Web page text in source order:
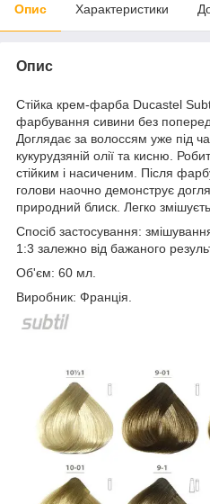
Опис Характеристики
Опис
Стійка крем-фарба Ducastel
фарбування сивини без
Доглядає за волоссям уже під
кукурудзяній олії та кисню.
стійким і насиченим. Після
голови наочно демонструє
природний блиск. Легко
Спосіб застосування:
1:3 залежно від бажаного
Об'єм: 60 мл.
Виробник: Франція.